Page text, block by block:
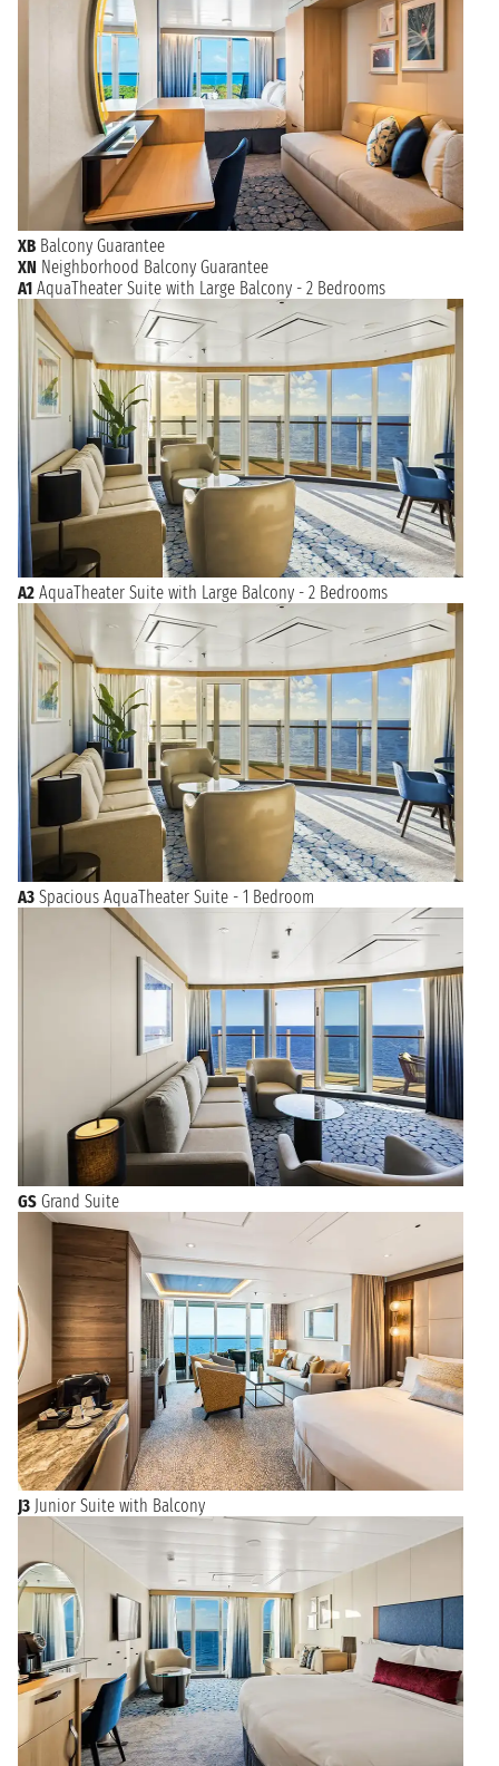
XB Balcony Guarantee
XN Neighborhood Balcony Guarantee
A1 AquaTheater Suite with Large Balcony - 2 Bedrooms
A2 AquaTheater Suite with Large Balcony - 2 Bedrooms
A3 Spacious AquaTheater Suite - 1 Bedroom
GS Grand Suite
J3 Junior Suite with Balcony